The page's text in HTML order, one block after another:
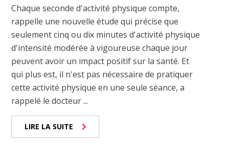
Chaque seconde d'activité physique compte,
rappelle une nouvelle étude qui précise que
seulement cinq ou dix minutes d'activité physique
d'intensité modérée à vigoureuse chaque jour
peuvent avoir un impact positif sur la santé. Et
qui plus est, il n'est pas nécessaire de pratiquer
cette activité physique en une seule séance, a
rappelé le docteur ...
LIRE LA SUITE